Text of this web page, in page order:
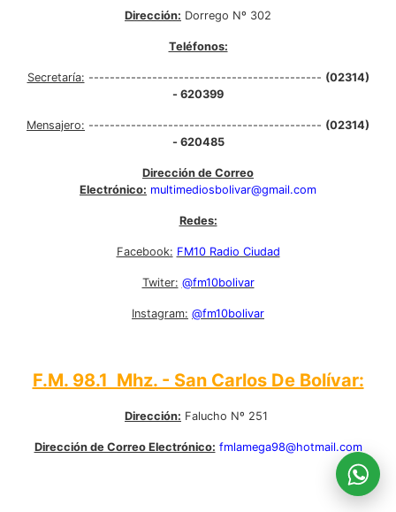
Dirección: Dorrego Nº 302
Teléfonos:
Secretaría: -------------------------------------------- (02314)
- 620399
Mensajero: -------------------------------------------- (02314)
- 620485
Dirección de Correo
Electrónico: multimediosbolivar@gmail.com
Redes:
Facebook: FM10 Radio Ciudad
Twiter: @fm10bolivar
Instagram: @fm10bolivar
F.M. 98.1 Mhz. - San Carlos De Bolívar:
Dirección: Falucho Nº 251
Dirección de Correo Electrónico: fmlamega98@hotmail.com